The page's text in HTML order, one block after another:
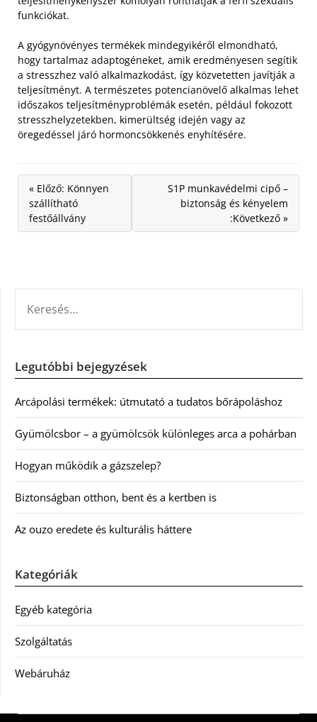
funkciókat.
A gyógynövényes termékek mindegyikéről elmondható,
hogy tartalmaz adaptogéneket, amik eredményesen segítik
a stresszhez való alkalmazkodást, így közvetetten javítják a
teljesítményt. A természetes potencianövelő alkalmas lehet
időszakos teljesítményproblémák esetén, például fokozott
stresszhelyzetekben, kimerültség idején vagy az
öregedéssel járó hormoncsökkenés enyhítésére.
« Előző: Könnyen
szállítható
festőállvány
S1P munkavédelmi cipő –
biztonság és kényelem
:Következő »
Legutóbbi bejegyzések
Arcápolási termékek: útmutató a tudatos bőrápoláshoz
Gyümölcsbor – a gyümölcsök különleges arca a pohárban
Hogyan működik a gázszelep?
Biztonságban otthon, bent és a kertben is
Az ouzo eredete és kulturális háttere
Kategóriák
Egyéb kategória
Szolgáltatás
Webáruház